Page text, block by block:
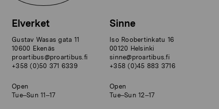
Elverket
Gustav Wasas gata 11
10600 Ekenäs
proartibus@proartibus.fi
+358 (0)50 371 6339
Open
Tue–Sun 11–17
Sinne
Iso Roobertinkatu 16
00120 Helsinki
sinne@proartibus.fi
+358 (0)45 883 3716
Open
Tue–Sun 12–17